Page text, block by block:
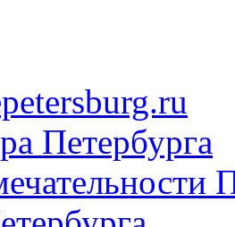
Петербурга